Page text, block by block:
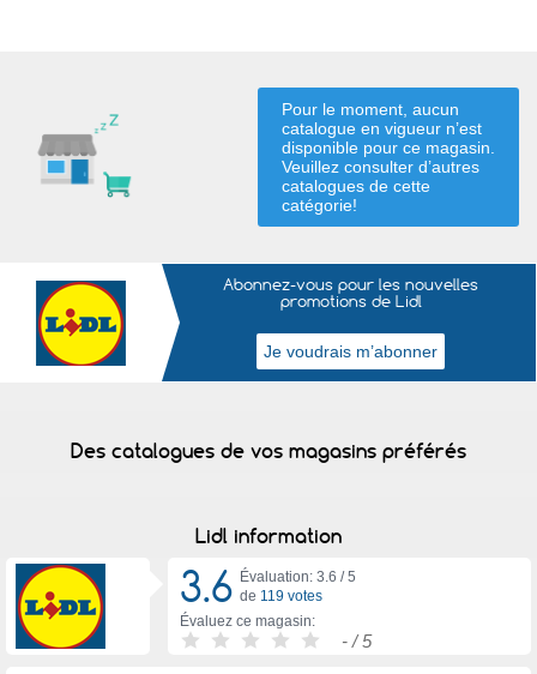
Pour le moment, aucun
catalogue en vigueur n’est
disponible pour ce magasin.
Veuillez consulter d’autres
catalogues de cette
catégorie!
Abonnez-vous pour les nouvelles
promotions de Lidl
Des catalogues de vos magasins préférés
Lidl information
3.6 Évaluation: 3.6 /5
de 119 votes
Évaluez ce magasin:
- / 5